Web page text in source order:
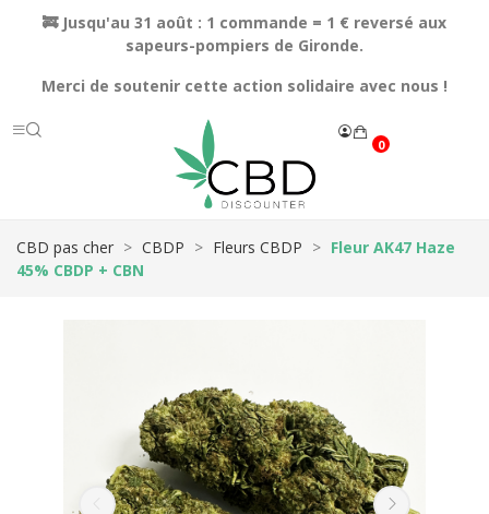
🚒 Jusqu'au 31 août : 1 commande = 1 € reversé aux
sapeurs-pompiers de Gironde.
Merci de soutenir cette action solidaire avec nous !
0
CBD pas cher CBDP Fleurs CBDP
Fleur AK47 Haze
45% CBDP + CBN